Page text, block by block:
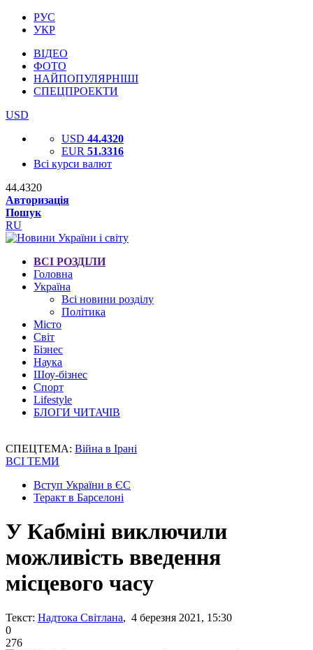
РУС
УКР
ВІДЕО
ФОТО
НАЙПОПУЛЯРНІШІ
СПЕЦПРОЕКТИ
USD
USD 44.4320
EUR 51.3316
Всі курси валют
44.4320
Авторизація
Пошук
RU
ВСІ РОЗДІЛИ
Головна
Україна
Всі новини розділу
Політика
Місто
Світ
Бізнес
Наука
Шоу-бізнес
Спорт
Lifestyle
БЛОГИ ЧИТАЧІВ
СПЕЦТЕМА: Війна в Ірані
ВСІ ТЕМИ
Вступ України в ЄС
Теракт в Барселоні
У Кабміні виключили
можливість введення
місцевого часу
Текст: Надтока Світлана, 4 березня 2021, 15:30
0
276